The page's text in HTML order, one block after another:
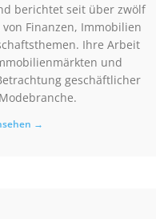
berichtet seit über zwölf
Finanzen, Immobilien
Ihre Arbeit
und
geschäftlicher
→